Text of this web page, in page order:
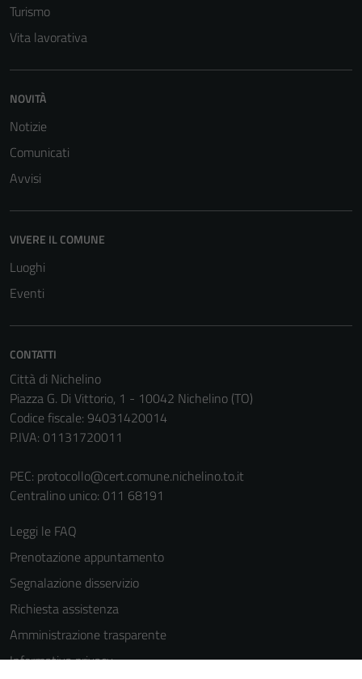
Turismo
Vita lavorativa
NOVITÀ
Notizie
Comunicati
Avvisi
VIVERE IL COMUNE
Luoghi
Eventi
CONTATTI
Città di Nichelino
Piazza G. Di Vittorio, 1 - 10042 Nichelino (TO)
Codice fiscale: 94031420014
P.IVA: 01131720011
PEC: protocollo@cert.comune.nichelino.to.it
Centralino unico: 011 68191
Leggi le FAQ
Prenotazione appuntamento
Segnalazione disservizio
Richiesta assistenza
Amministrazione trasparente
Informativa privacy